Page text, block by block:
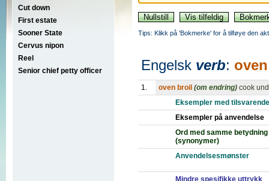
Cut down
First estate
Sooner State
Cervus nipon
Reel
Senior chief petty officer
Tips: Klikk på 'Bokmerke' for å tilføye den
Engelsk verb:
1. oven broil (om endring) cook
Eksempler med
Eksempler på anvendelse
Ord med samme betydning
(synonymer)
Anvendelsesmønster
Mindre spesifikke uttrykk